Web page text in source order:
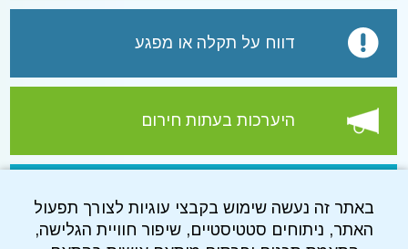
באתר זה נעשה שימוש בקבצי עוגיות לצורך תפעול
האתר, ניתוחים סטטיסטיים, שיפור חוויית הגלישה,
דווח על תקלה או מפגע
היערכות בעתות חירום
עמוד הפייסבוק של התאגיד